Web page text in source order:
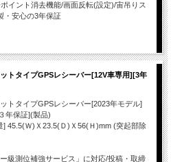
イント消去機能/画面反転(設定)/宙吊りス
・安心の3年保証
トタイプGPSレシーバー[12V車専用][3年
トタイプGPSレシーバー[2023年モデル]
年保証](製品)
] 45.5(Ｗ)Ｘ23.5(Ｄ)Ｘ56(Ｈ)mm (突起部除
級測位補強サービス」に対応/投稿・取締